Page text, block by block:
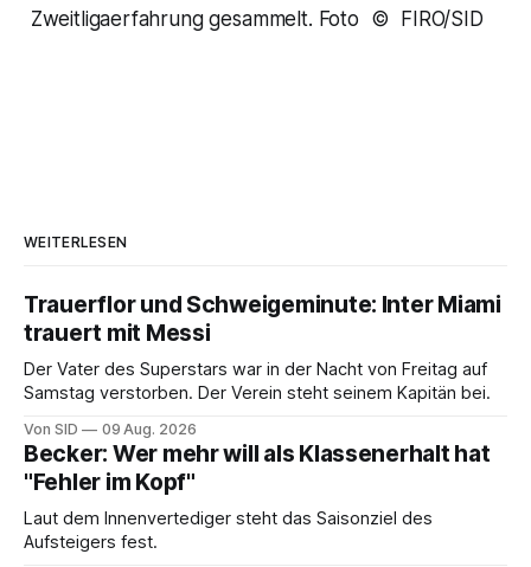
Zweitligaerfahrung gesammelt. Foto © FIRO/SID
WEITERLESEN
Trauerflor und Schweigeminute: Inter Miami
trauert mit Messi
Der Vater des Superstars war in der Nacht von Freitag auf
Samstag verstorben. Der Verein steht seinem Kapitän bei.
Von SID 09 Aug. 2026
Becker: Wer mehr will als Klassenerhalt hat
"Fehler im Kopf"
Laut dem Innenvertediger steht das Saisonziel des
Aufsteigers fest.